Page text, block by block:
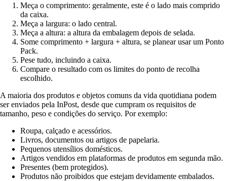
Meça o comprimento: geralmente, este é o lado mais comprido
da caixa.
Meça a largura: o lado central.
Meça a altura: a altura da embalagem depois de selada.
Some comprimento + largura + altura, se planear usar um Ponto
Pack.
Pese tudo, incluindo a caixa.
Compare o resultado com os limites do ponto de recolha
escolhido.
A maioria dos produtos e objetos comuns da vida quotidiana podem
ser enviados pela InPost, desde que cumpram os requisitos de
tamanho, peso e condições do serviço. Por exemplo:
Roupa, calçado e acessórios.
Livros, documentos ou artigos de papelaria.
Pequenos utensílios domésticos.
Artigos vendidos em plataformas de produtos em segunda mão.
Presentes (bem protegidos).
Produtos não proibidos que estejam devidamente embalados.